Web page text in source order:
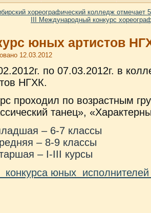
хореографический колледж отмечает
III Международный конкурс
юных артистов
12.03.2012
по 07.03.2012г. в
НГХК.
проходил по возрастным
танец»,
– 6-7 классы
– 8-9 классы
– I-III курсы
конкурса юных